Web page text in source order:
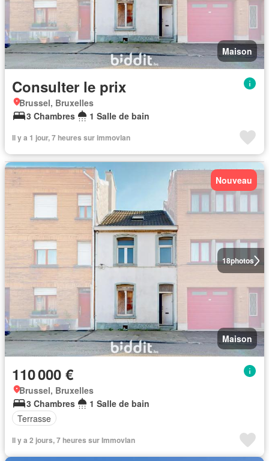
Maison
Consulter le prix
Brussel, Bruxelles
3 Chambres
1 Salle de bain
Il y a 1 jour, 7 heures sur immovlan
18photos
Nouveau
Maison
110 000 €
Brussel, Bruxelles
3 Chambres
1 Salle de bain
Terrasse
Il y a 2 jours, 7 heures sur Immovlan